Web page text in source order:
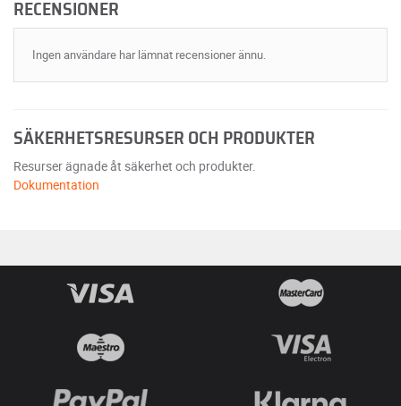
RECENSIONER
Ingen användare har lämnat recensioner ännu.
SÄKERHETSRESURSER OCH PRODUKTER
Resurser ägnade åt säkerhet och produkter.
Dokumentation